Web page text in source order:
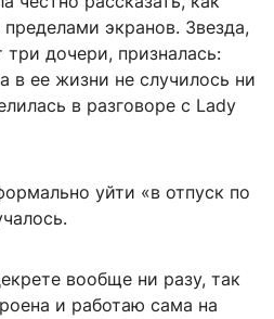
экранов. Звезда,
дочери, призналась:
в ее жизни не случилось ни
в разговоре с Lady
уйти «в отпуск по
вообще ни разу, так
и работаю сама на